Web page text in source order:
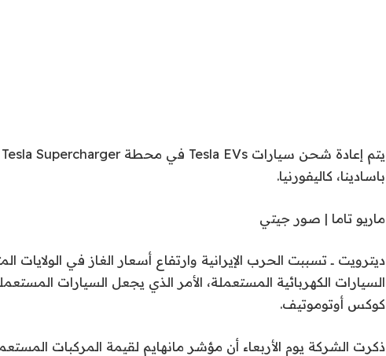
باسادينا، كاليفورنيا.
ماريو تاما | صور جيتي
ديترويت ــ تسببت الحرب الإيرانية وارتفاع أسعار الغاز في الولايات
السيارات الكهربائية المستعملة، الأمر الذي يجعل السيارات
كوكس أوتوموتيف.
ذكرت الشركة يوم الأربعاء أن مؤشر مانهايم لقيمة المركبات